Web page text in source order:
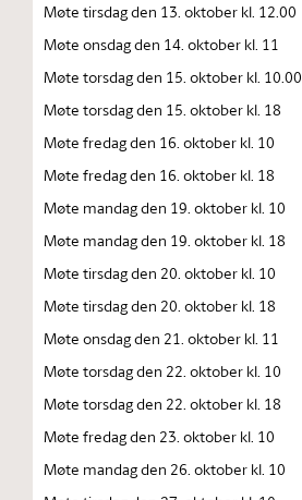
Møte tirsdag den 13. oktober kl. 12.00
Møte onsdag den 14. oktober kl. 11
Møte torsdag den 15. oktober kl. 10.00
Møte torsdag den 15. oktober kl. 18
Møte fredag den 16. oktober kl. 10
Møte fredag den 16. oktober kl. 18
Møte mandag den 19. oktober kl. 10
Møte mandag den 19. oktober kl. 18
Møte tirsdag den 20. oktober kl. 10
Møte tirsdag den 20. oktober kl. 18
Møte onsdag den 21. oktober kl. 11
Møte torsdag den 22. oktober kl. 10
Møte torsdag den 22. oktober kl. 18
Møte fredag den 23. oktober kl. 10
Møte mandag den 26. oktober kl. 10